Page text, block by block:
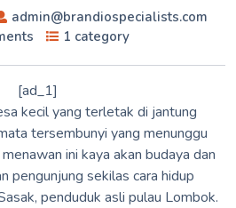
admin@brandiospecialists.com
1 category
[ad_1]
kecil yang terletak di jantung
tersembunyi yang menunggu
ini kaya akan budaya dan
pengunjung sekilas cara hidup
penduduk asli pulau Lombok.